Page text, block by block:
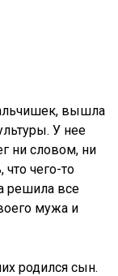
вышла
У нее
ни словом, ни
чего-то
решила все
мужа и
родился сын.